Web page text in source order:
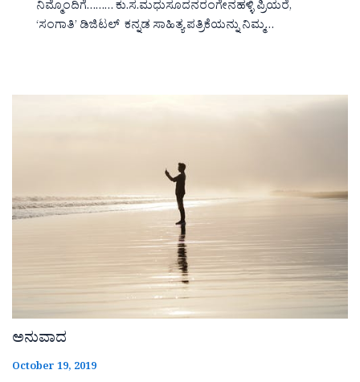
ನಿಮ್ಮೊಂದಿಗೆ……… ಕು.ಸ.ಮಧುಸೂದನರಂಗೇನಹಳ್ಳಿ ಪ್ರಿಯರೆ,
‘ಸಂಗಾತಿ’ ಡಿಜಿಟಲ್ ಕನ್ನಡ ಸಾಹಿತ್ಯ ಪತ್ರಿಕೆಯನ್ನು ನಿಮ್ಮ…
ಅನುವಾದ
October 19, 2019